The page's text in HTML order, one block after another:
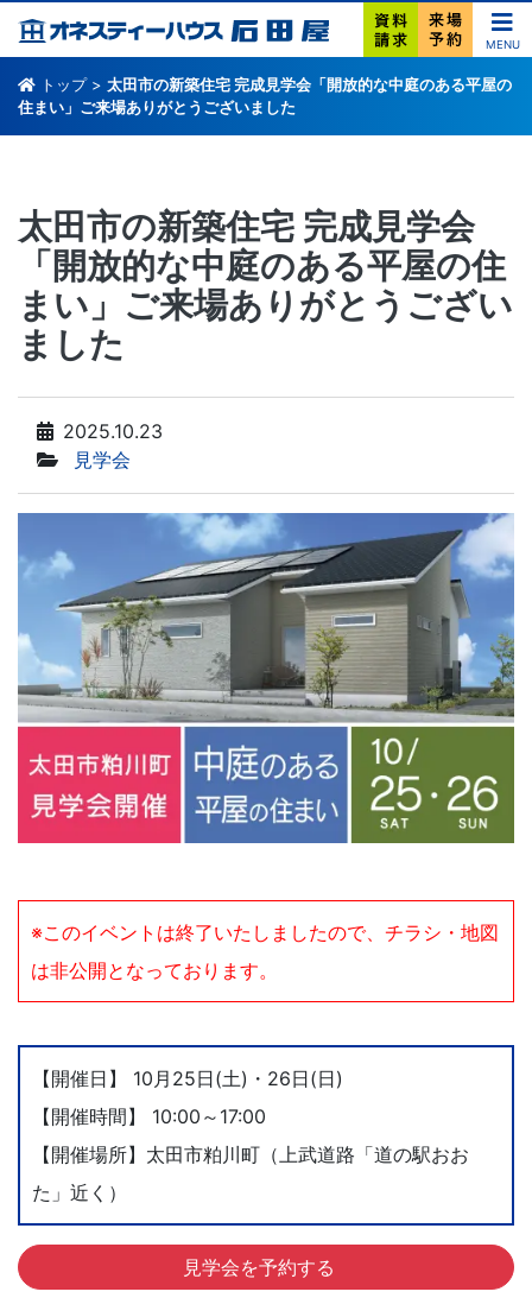
MENU
トップ> 太田市の新築住宅 完成見学会「開放的な中庭のある平屋の
住まい」ご来場ありがとうございました
太田市の新築住宅 完成見学会
「開放的な中庭のある平屋の住
まい」ご来場ありがとうござい
ました
2025.10.23
見学会
※このイベントは終了いたしましたので、チラシ・地図
は非公開となっております。
【開催日】 10月25日(土)・26日(日)
【開催時間】 10:00～17:00
【開催場所】太田市粕川町（上武道路「道の駅おお
た」近く）
見学会を予約する